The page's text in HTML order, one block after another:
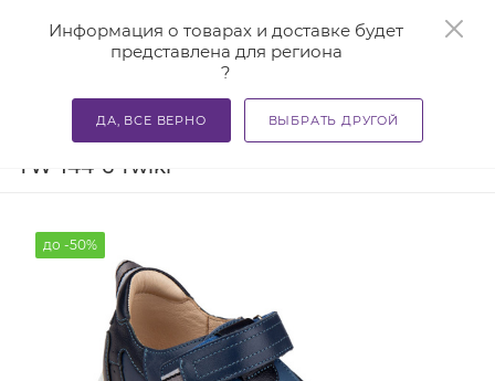
Информация о товарах и доставке будет
представлена для региона
?
ДА, ВСЕ ВЕРНО ВЫБРАТЬ ДРУГОЙ
Главная — Каталог — Учиться - здорово! Полезная
Сандалии детские ортопедические
TW-144-6 Twiki
до -50%